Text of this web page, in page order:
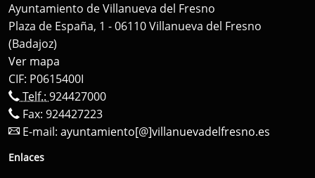
Ayuntamiento de Villanueva del Fresno
Plaza de España, 1 - 06110 Villanueva del Fresno
(Badajoz)
Ver mapa
CIF: P0615400I
Telf.: 924427000
Fax: 924427223
E-mail: ayuntamiento[@]villanuevadelfresno.es
Enlaces